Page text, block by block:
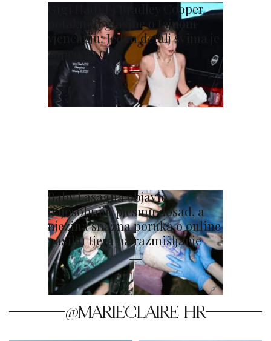
Gigi Hadid i Bradley Cooper
potaknuli glasine o tajnom
vjenčanju: Jedan detalj svima je
zapeo za oko
Baby Lasagna objavio
najosobniju pjesmu dosad, a
njezina snažna poruka o online
nasilju tjera na razmišljanje
@MARIECLAIRE_HR